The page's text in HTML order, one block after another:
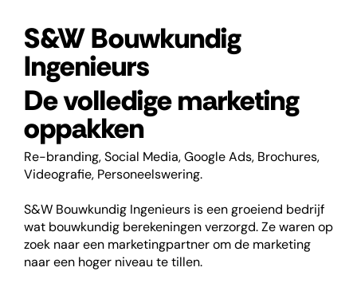
S&W Bouwkundig
Ingenieurs
De volledige marketing
oppakken
Re-branding, Social Media, Google Ads, Brochures,
Videografie, Personeelswering.
S&W Bouwkundig Ingenieurs is een groeiend bedrijf
wat bouwkundig berekeningen verzorgd. Ze waren op
zoek naar een marketingpartner om de marketing
naar een hoger niveau te tillen.